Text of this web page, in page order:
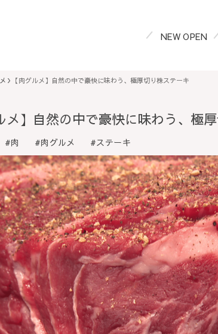
NEW OPEN
【肉グルメ】自然の中で豪快に味わう、極厚切り株ステーキ
メ】自然の中で豪快に味わう、極
肉 肉グルメ ステーキ